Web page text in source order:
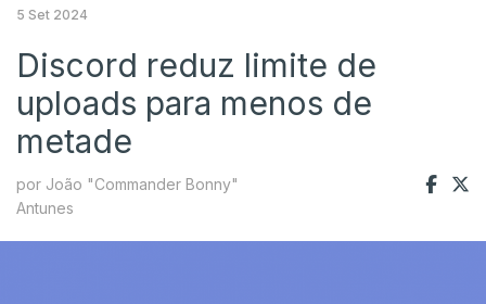
5 Set 2024
Discord reduz limite de
uploads para menos de
metade
por João "Commander Bonny"
Antunes